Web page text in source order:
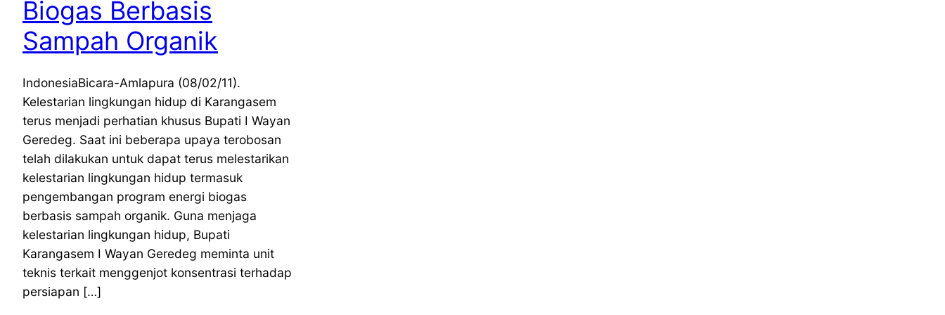
Biogas Berbasis
Sampah Organik
IndonesiaBicara-Amlapura (08/02/11).
Kelestarian lingkungan hidup di Karangasem
terus menjadi perhatian khusus Bupati I Wayan
Geredeg. Saat ini beberapa upaya terobosan
telah dilakukan untuk dapat terus melestarikan
kelestarian lingkungan hidup termasuk
pengembangan program energi biogas
berbasis sampah organik. Guna menjaga
kelestarian lingkungan hidup, Bupati
Karangasem I Wayan Geredeg meminta unit
teknis terkait menggenjot konsentrasi terhadap
persiapan […]